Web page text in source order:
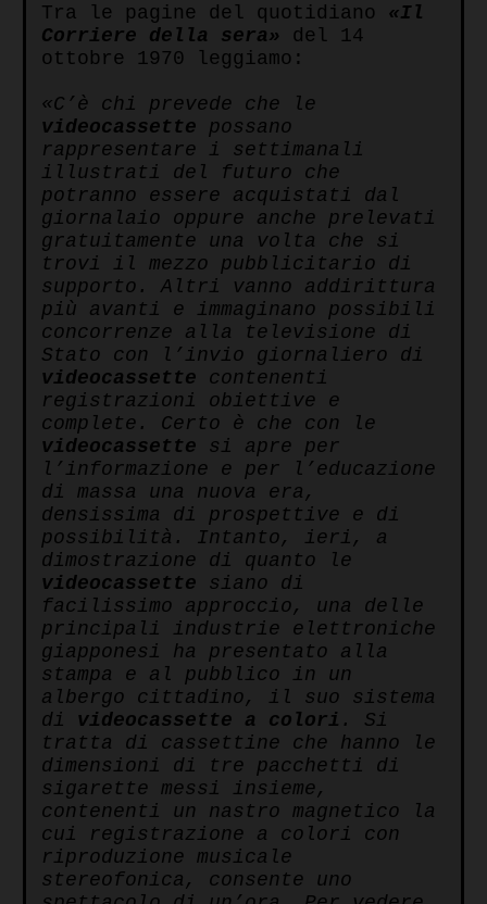
Tra le pagine del quotidiano «Il
Corriere della sera» del 14
ottobre 1970 leggiamo:
«C’è chi prevede che le
videocassette possano
rappresentare i settimanali
illustrati del futuro che
potranno essere acquistati dal
giornalaio oppure anche prelevati
gratuitamente una volta che si
trovi il mezzo pubblicitario di
supporto. Altri vanno addirittura
più avanti e immaginano possibili
concorrenze alla televisione di
Stato con l’invio giornaliero di
videocassette contenenti
registrazioni obiettive e
complete. Certo è che con le
videocassette si apre per
l’informazione e per l’educazione
di massa una nuova era,
densissima di prospettive e di
possibilità. Intanto, ieri, a
dimostrazione di quanto le
videocassette siano di
facilissimo approccio, una delle
principali industrie elettroniche
giapponesi ha presentato alla
stampa e al pubblico in un
albergo cittadino, il suo sistema
di videocassette a colori . Si
tratta di cassettine che hanno le
dimensioni di tre pacchetti di
sigarette messi insieme,
contenenti un nastro magnetico la
cui registrazione a colori con
riproduzione musicale
stereofonica, consente uno